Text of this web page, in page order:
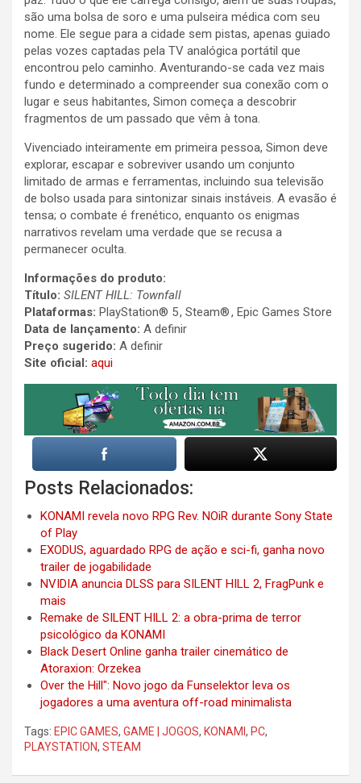
são uma bolsa de soro e uma pulseira médica com seu
nome. Ele segue para a cidade sem pistas, apenas guiado
pelas vozes captadas pela TV analógica portátil que
encontrou pelo caminho. Aventurando-se cada vez mais
fundo e determinado a compreender sua conexão com o
lugar e seus habitantes, Simon começa a descobrir
fragmentos de um passado que vêm à tona.
Vivenciado inteiramente em primeira pessoa, Simon deve
explorar, escapar e sobreviver usando um conjunto
limitado de armas e ferramentas, incluindo sua televisão
de bolso usada para sintonizar sinais instáveis. A evasão é
tensa; o combate é frenético, enquanto os enigmas
narrativos revelam uma verdade que se recusa a
permanecer oculta.
Informações do produto:
Título: SILENT HILL: Townfall
Plataformas: PlayStation® 5 , Steam® , Epic Games Store
Data de lançamento: A definir
Preço sugerido: A definir
Site oficial: aqui​
Posts Relacionados:
KONAMI revela novo RPG Rev. NOiR durante Sony State
of Play
EXODUS, aguardado RPG de ação e sci-fi, ganha novo
trailer de jogabilidade
NVIDIA anuncia DLSS para SILENT HILL 2, FragPunk e
mais
Remake de SILENT HILL 2: a obra-prima de terror
psicológico da KONAMI
Black Desert Online ganha trailer cinemático de
Atoraxion: Orzekea
Over the Hill": Novo jogo da Funselektor leva os
jogadores a uma aventura off-road minimalista
Tags: EPIC GAMES, GAME | JOGOS, KONAMI , PC,
PLAYSTATION, STEAM